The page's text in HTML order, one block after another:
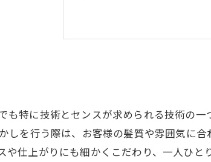
特に技術とセンスが求められる技術の一
しを行う際は、お客様の髪質や雰囲気に
や仕上がりにも細かくこだわり、一人ひ